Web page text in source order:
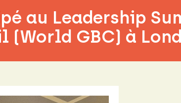
au Leadership
GBC) à